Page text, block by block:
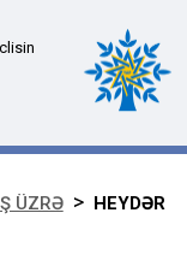
ÜZRƏ > HEYDƏR